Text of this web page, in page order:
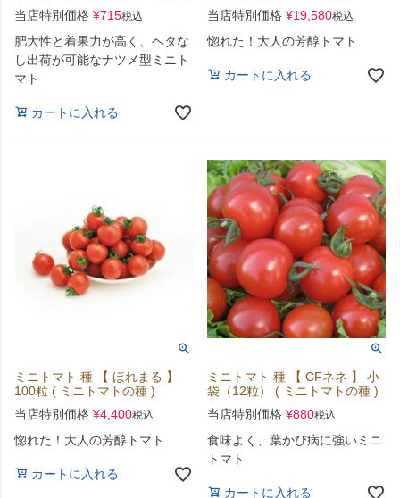
当店特別価格 ¥715税込
肥大性と着果力が高く、ヘタな
し出荷が可能なナツメ型ミニト
マト
カートに入れる
当店特別価格 ¥19,580税込
惚れた！大人の芳醇トマト
カートに入れる
ミニトマト 種 【 ほれまる 】
100粒 ( ミニトマトの種 )
当店特別価格 ¥4,400税込
惚れた！大人の芳醇トマト
カートに入れる
ミニトマト 種 【 CFネネ 】 小
袋（12粒） ( ミニトマトの種 )
当店特別価格 ¥880税込
食味よく、葉かび病に強いミニ
トマト
カートに入れる